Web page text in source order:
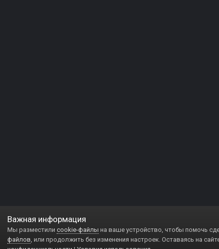
Важная информация
Мы разместили cookie-файлы на ваше устройство, чтобы помочь
файлов, или продолжить без изменения настроек. Оставаясь на